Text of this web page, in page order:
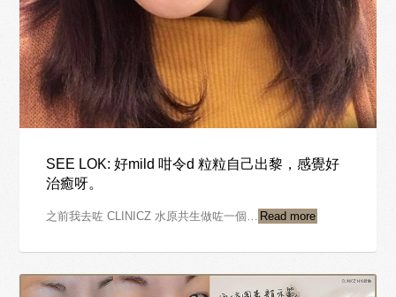
SEE LOK: 好mild 咁令d 粒粒自己出黎，感覺好
治癒呀。
之前我去咗 CLINICZ 水原共生做咗一個… Read more